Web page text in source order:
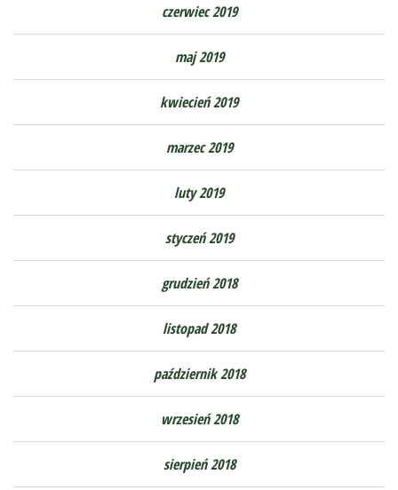
czerwiec 2019
maj 2019
kwiecień 2019
marzec 2019
luty 2019
styczeń 2019
grudzień 2018
listopad 2018
październik 2018
wrzesień 2018
sierpień 2018